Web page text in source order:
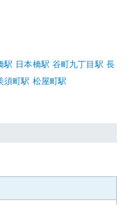
駅 日本橋駅 谷町九丁目駅 長
須町駅 松屋町駅